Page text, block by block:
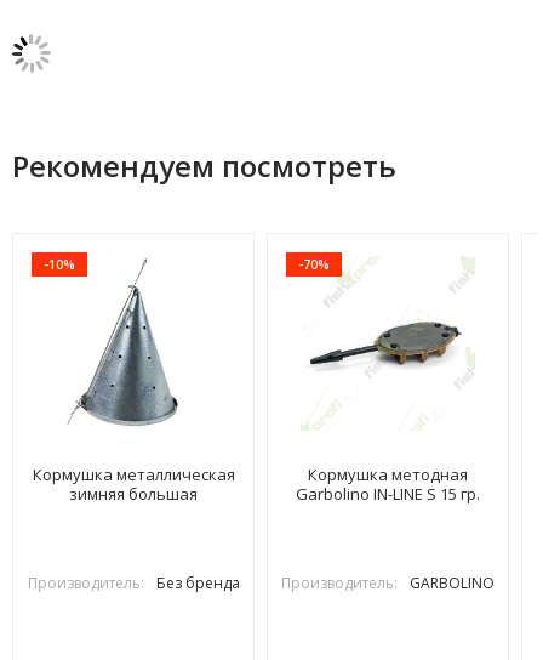
Рекомендуем посмотреть
-10%
Кормушка металлическая
зимняя большая
Производитель: Без бренда
-70%
Кормушка методная
Garbolino IN-LINE S 15 гр.
Производитель: GARBOLINO